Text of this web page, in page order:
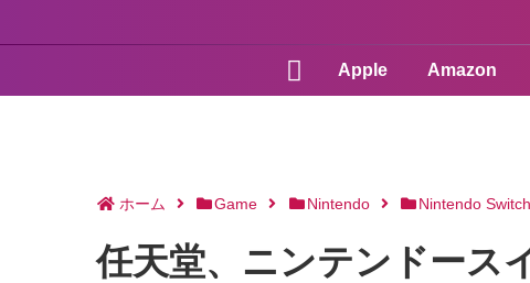
Apple Amazon
ホーム Game Nintendo Nintendo Switch
任天堂、ニンテンドース